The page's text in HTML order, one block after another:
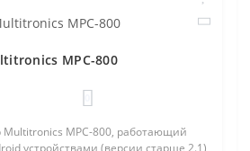
MPC-800
MPC-800, работающий
устройствами (версии старше 2.1)